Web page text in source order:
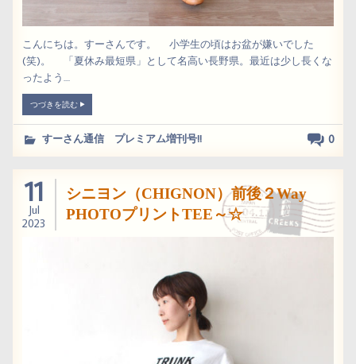
こんにちは。すーさんです。 小学生の頃はお盆が嫌いでした
(笑)。 「夏休み最短県」として名高い長野県。最近は少し長くな
ったよう....
つづきを読む
0
すーさん通信 プレミアム増刊号!!
11
Jul
2023
シニヨン（CHIGNON）前後２Way
PHOTOプリントTEE～☆